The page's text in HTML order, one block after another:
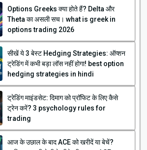
Options Greeks क्या होते हैं? Delta और
Theta का असली सच। what is greek in
options trading 2026
सीखें ये 3 बेस्ट Hedging Strategies: ऑप्शन
ट्रेडिंग में कभी बड़ा लॉस नहीं होगा! best option
hedging strategies in hindi
ट्रेडिंग माइंडसेट: दिमाग को प्रॉफिट के लिए कैसे
ट्रेन करें? 3 psychology rules for
trading
आज के उछाल के बाद ACE को खरीदें या बेचें?